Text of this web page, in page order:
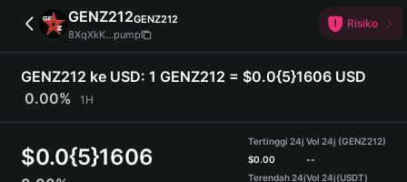
简体中文
繁體中文
Português (Portugal)
Bahasa Indonesia
ภาษาไทย
हिन्दी
Español
GENZ212GENZ212
8XqXkK...pump
Risiko
GENZ212 ke USD: 1 GENZ212 = $0.0{5}1606 USD
0.00%
1H
$0.0{5}1606
Tertinggi 24j
$0.00
Terendah 24j
Vol 24j (GENZ212)
--
Vol 24j(USDT)